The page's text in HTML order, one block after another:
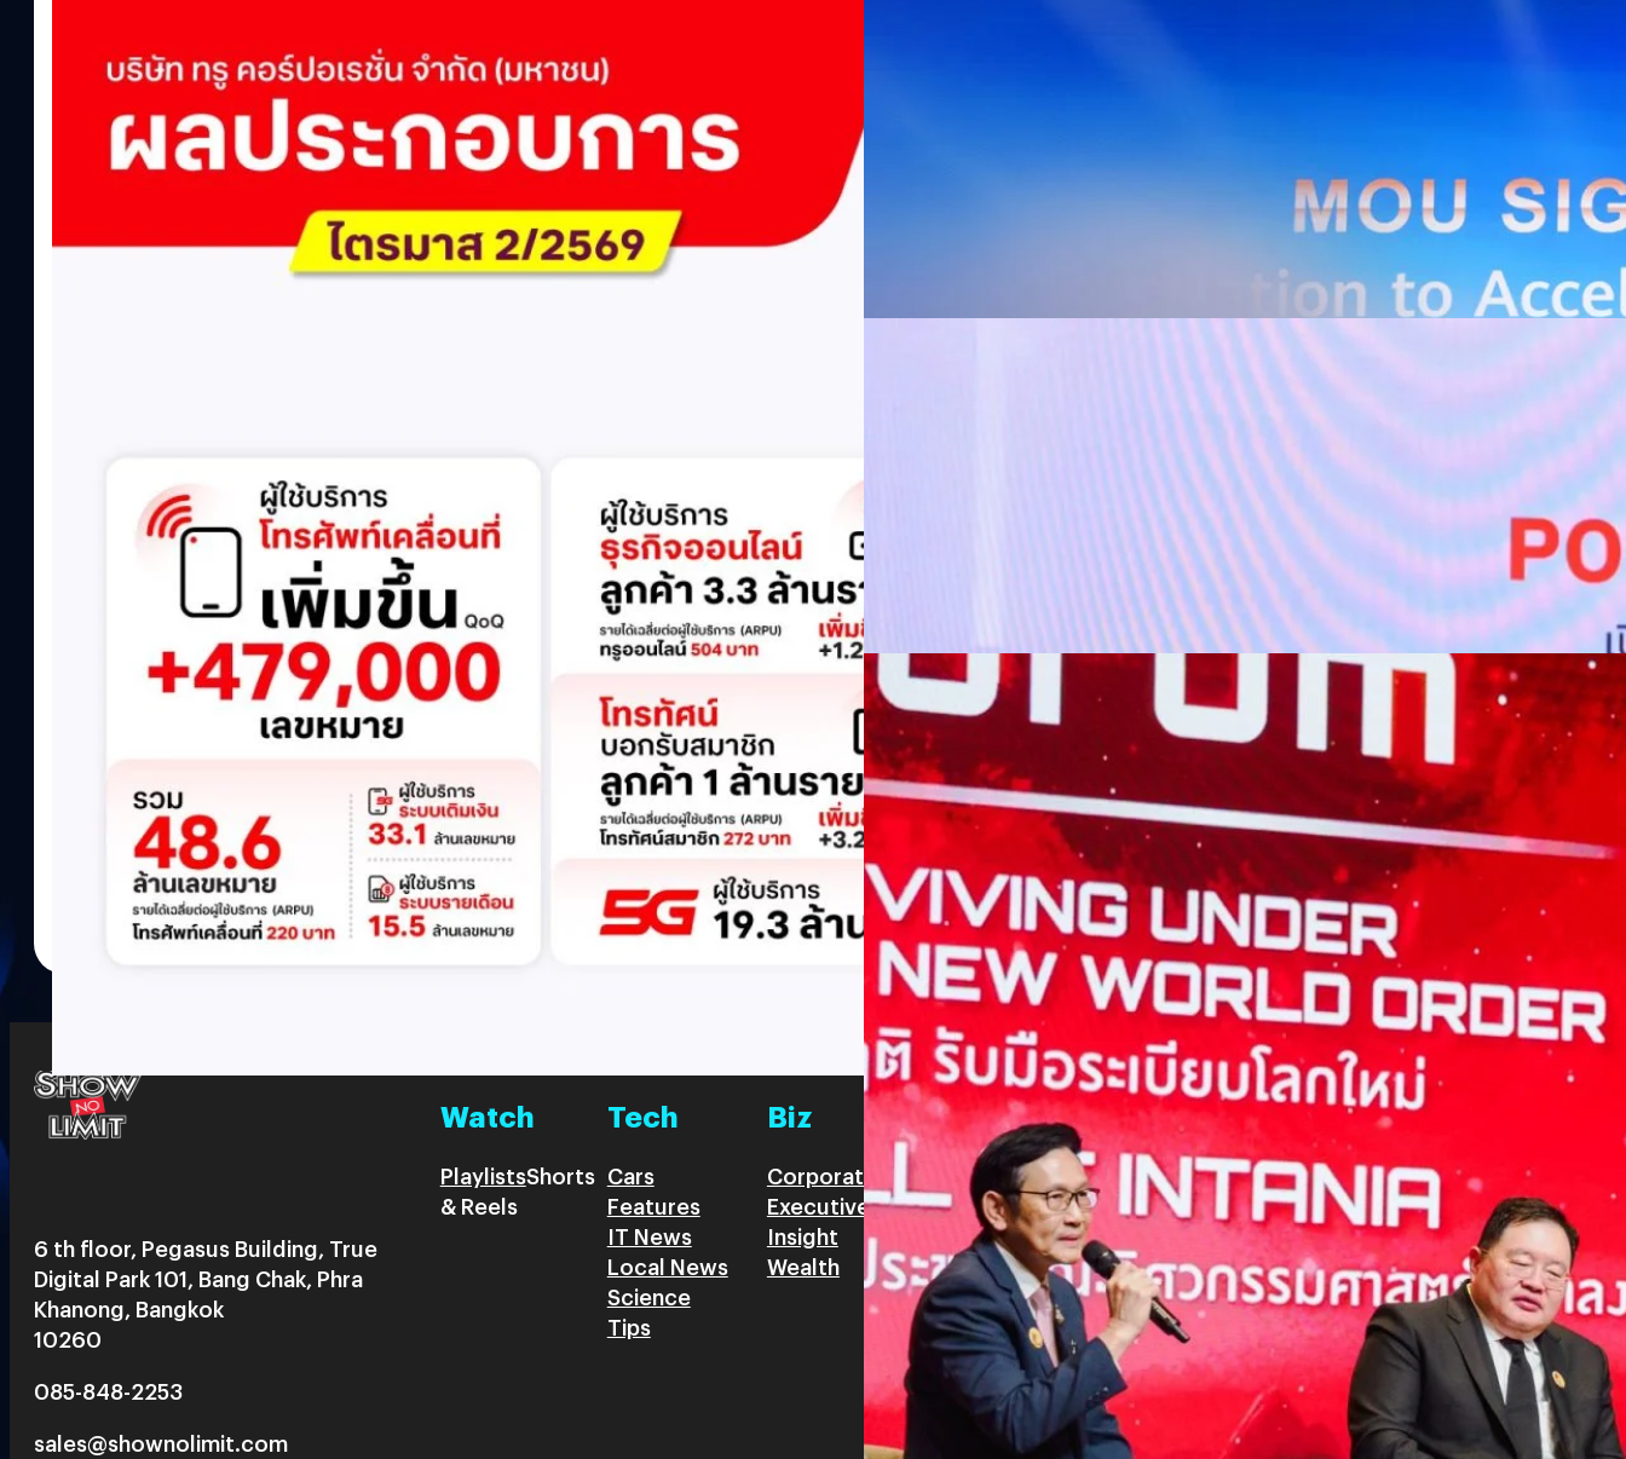
ทีมคอนเทนต์ BT| 1 days ago
True เผยผลประกอบการ Q2/2569 กำไรสุทธิ 6.6 พันล้านบาท จ่ายปันผล 5.2
บริษัท ทรู คอร์ปอเรชั่น จำกัด (มหาชน) รายงานผลประกอบการประจำไตรมาส 2/2569 มีกำไรสุทธิหลังหัก
ภาษี 6.6 พันล้านบาท ทำกำไรต่อเนื่องเป็นไตรมาสที่ 6 พร้อมอนุมัติจ่ายเงินปันผลระหว่างกาลรวม 5.2 พัน
ด้านโครงข่ายและความเข้าใจในภาคธุรกิจไทยของ AIS Business เข้ากับเทคโนโลยี Cloud, AI และองค์ความรู้
ด้านการผลิตระดับโลกของ Huawei Cloud เพื่อช่วยให้ผู้ประกอบการสามารถนำเทคโนโลยีไปยกระดับ
กระบวนการผลิตได้อย่างเป็นรูปธรรม ภายใต้ความร่วมมือดังกล่าว ทั้งสองฝ่ายจะร่วมกันพัฒนาโครงสร้างพื้น
Private Network โครงข่ายไฟเบอร์ และระบบเชื่อมต่อที่ปลอดภัย ไปจนถึงการรวบรวม ประมวลผล และ
วิเคราะห์ข้อมูลบน Cloud ด้วยศักยภาพการประมวลผลของ GPU เพื่อต่อยอดสู่แอปพลิเคชัน AI และโซลูชัน
สำหรับภาคอุตสาหกรรม ช่วยเสริมขีดความสามารถในการแข่งขัน และสร้างความพร้อมรองรับผู้ประกอบการ
ไทย รวมถึงนักลงทุนต่างชาติที่ต้องการขยายฐานการผลิตในประเทศไทย นายภูผา เอกะวิภาต หัวหน้าคณะผู้
บริหารกลุ่มลูกค้าองค์กร บริษัท แอดวานซ์ อินโฟร์ เซอร์วิส จำกัด (มหาชน) กล่าวว่า…
ดีอี–ไปรษณีย์ไทย เดินหน้าสนับสนุนเศรษฐกิจดิจิทัล หนุนสร้างเครือข่ายแห่ง
โอกาส พร้อมปักธงกลยุทธ์ “RelationSHIFT” ที่รู้ใจทุกเจเนอเรชัน
กรุงเทพฯ 3 สิงหาคม 2569 - ไปรษณีย์ไทย ก้าวสู่ 144 ปี พร้อมปักกลยุทธ์ RelationSHIFT เดินหน้าขยับทุก
ความสัมพันธ์ สู่โอกาสทางเศรษฐกิจใหม่ พร้อมรุกขับเคลื่อนองค์กรสู่ Lifestyle Logistics Brand ที่เชื่อมโยง
ผู้คน ธุรกิจ ชุมชน และภาครัฐ ผ่านเครือข่ายไปรษณีย์ เพื่อสร้างการเติบโตได้อย่างครอบคลุมทุกมิติ พร้อมเผย
ผลการดำเนินงานปี 2568 มีรายได้กว่า 22,000 ล้านบาท และครึ่งแรกปี 2569 ยังคงเติบโตต่อเนื่อง นางสาว
แนน บุณย์ธิดา สมชัย รัฐมนตรีช่วยว่าการกระทรวงดิจิทัลเพื่อเศรษฐกิจและสังคม กล่าวว่า ประเทศไทยกำลัง
ก้าวสู่เศรษฐกิจยุคใหม่ที่ขับเคลื่อนด้วยเทคโนโลยีดิจิทัล ข้อมูล และแพลตฟอร์ม ส่งผลให้การพัฒนา
โครงสร้างพื้นฐานของประเทศต้องสามารถเชื่อมโยงประชาชน ภาคธุรกิจ และภาครัฐได้อย่างมีประสิทธิภาพ
ปลอดภัย และน่าเชื่อถือ เพื่อยกระดับขีดความสามารถในการแข่งขันของประเทศ และผลักดันประเทศไทยสู่
การเป็น "ประเทศแห่งโอกาส" ที่ประชาชนทุกคนสามารถเข้าถึงบริการ ความรู้ ตลาด และโอกาสทางเศรษฐกิจ
ได้อย่างเท่าเทียม ในบริบทดังกล่าว ไปรษณีย์ไทยจึงมีบทบาทสำคัญในการยกระดับสู่การเป็นส่วนหนึ่งของ
โครงสร้างพื้นฐานดิจิทัลภาครัฐ (Digital…
01/08/2026
สรุปประเด็นสำคัญ The INTANIA Forum พาไทยฝ่าวิกฤติโลกไร้ระเบียบ เปลี่ยน
ความผันผวนเป็นโอกาส
เมื่อระเบียบในโลกใหม่คือความไร้ระเบียบและผันผวน สมาคมนิสิตเก่าคณะวิศวกรรมศาสตร์แห่งจุฬาลงกรณ์
มหาวิทยาลัย ได้ร่วมกับคณะวิศวกรรมศาสตร์ จุฬาลงกรณ์มหาวิทยาลัย ได้จัดการประชุม The INTANIA
Forum ภายใต้หัวข้อ “ฝ่าวิกฤติ รับมือระเบียบโลกใหม่” (Surviving Under The New World Order) ณ หอ
ประชุม Hall of INTANIA เมื่อวันที่ 31 สิงหาคม 2026 เวทีที่รวบรวมผู้นำจากภาครัฐ ภาคการเงิน ภาคธุรกิจ
ภาคอุตสาหกรรม และภาควิชาการ มาร่วมแลกเปลี่ยนมุมมอง เพื่อเปลี่ยความผันผวนของโลกให้กลายเป็น
โอกาสในการพัฒนาประเทศ “วิศวกรการเมือง” รับมือโลกไร้ระเบียบ นายอนุทิน ชาญวีรกูล นายกรัฐมนตรี
และรัฐมนตรีว่าการกระทรวงมหาดไทย ได้กล่าวปาฐกถาพิเศษโดยระบุว่า โลกปัจจุบันกำลังเข้าสู่ภาวะ “โลกไร้
ระเบียบ” (New World Disorder) ที่ผันผวนและไร้รูปแบบตายตัว ประเทศไทยจึงมีความจำเป็นต้องใช้แนวคิด
อย่างเป็นระบบแบบ “วิศวกรการเมือง” โดยนำหลักการวิเคราะห์เส้นทางวิกฤติ (Critical Path Method หรือ
CPM) มาใช้ในการจัดลำดับความสำคัญและบริหารทรัพยากร เพื่อนำพาประเทศก้าวสู่ความมั่นคงปลอดภัย…
ภูษิต เรืองอุดมกิจ| 4 days ago
Read More
6 th floor, Pegasus Building, True
Digital Park 101, Bang Chak, Phra
Khanong, Bangkok
10260
085-848-2253
sales@shownolimit.com
Watch
PlaylistsShorts
& Reels
Tech
Cars
Features
IT News
Local News
Science
Tips
Biz
Corporate
Executive
Insight
Wealth
Game
Articles
Game News
Reviews
Life
Environment
Health
People
Trends
Wellness
SOCIAL MEDIA
Instagram
Facebook